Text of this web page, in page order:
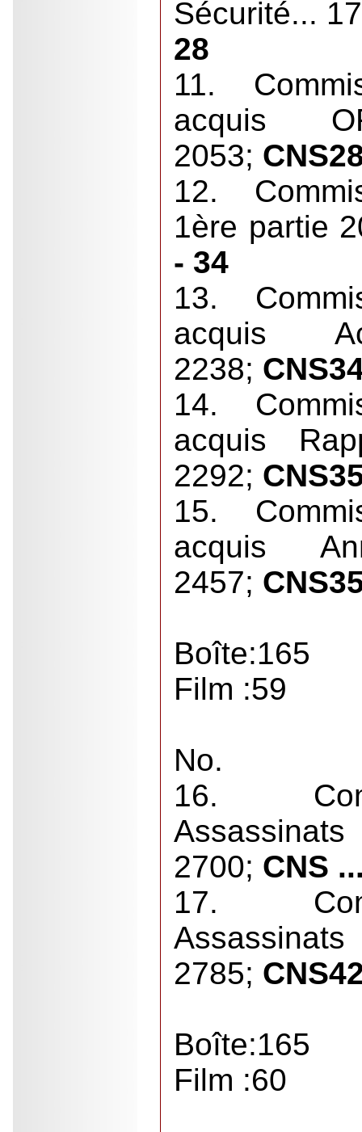
Sécurité...
28
11.
acquis
2053;
12.
1ère partie
- 34
13.
acquis
2238;
14.
acquis
2292;
15.
acquis
2457;
Boîte:165
Film :59
No.
16.
2700; CNS
17.
2785;
Boîte:165
Film :60